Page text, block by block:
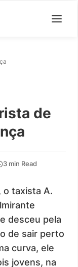
de
3 min Read
o taxista A.
desceu pela
de sair perto
curva, ele
jovens, na